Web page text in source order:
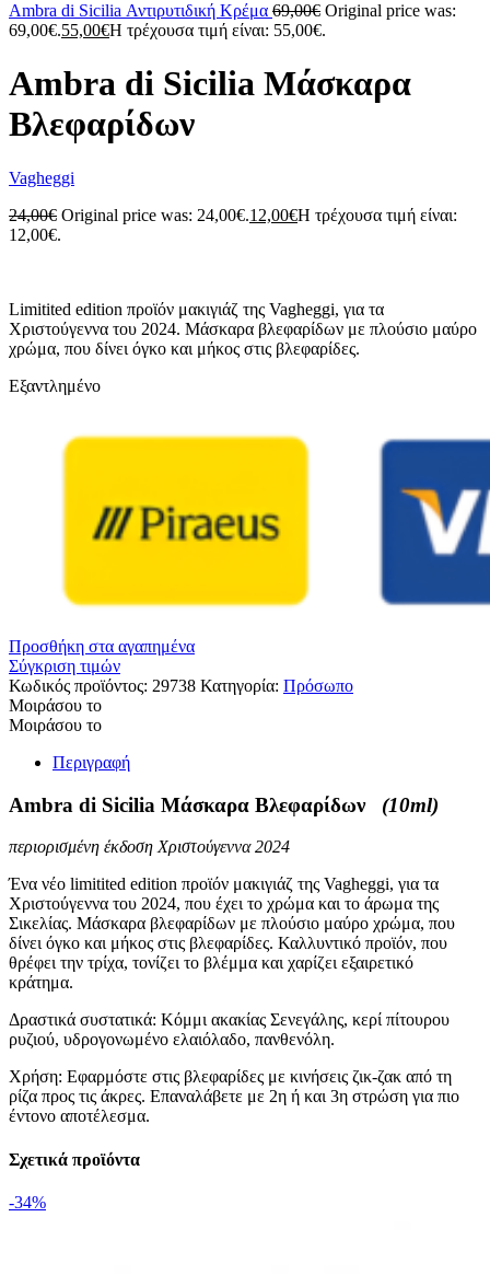
Ambra di Sicilia Αντιρυτιδική Κρέμα 69,00€ Original price was:
69,00€.55,00€Η τρέχουσα τιμή είναι: 55,00€.
Ambra di Sicilia Mάσκαρα
Βλεφαρίδων
Vagheggi
24,00€ Original price was: 24,00€.12,00€Η τρέχουσα τιμή είναι:
12,00€.
Limitited edition προϊόν μακιγιάζ της Vagheggi, για τα
Χριστούγεννα του 2024. Μάσκαρα βλεφαρίδων με πλούσιο μαύρο
χρώμα, που δίνει όγκο και μήκος στις βλεφαρίδες.
Εξαντλημένο
Προσθήκη στα αγαπημένα
Σύγκριση τιμών
Κωδικός προϊόντος: 29738 Κατηγορία: Πρόσωπο
Μοιράσου το
Μοιράσου το
Περιγραφή
Ambra di Sicilia Mάσκαρα Βλεφαρίδων (10ml)
περιορισμένη έκδοση Χριστούγεννα 2024
Ένα νέο limitited edition προϊόν μακιγιάζ της Vagheggi, για τα
Χριστούγεννα του 2024, που έχει το χρώμα και το άρωμα της
Σικελίας. Μάσκαρα βλεφαρίδων με πλούσιο μαύρο χρώμα, που
δίνει όγκο και μήκος στις βλεφαρίδες. Καλλυντικό προϊόν, που
θρέφει την τρίχα, τονίζει το βλέμμα και χαρίζει εξαιρετικό
κράτημα.
Δραστικά συστατικά: Κόμμι ακακίας Σενεγάλης, κερί πίτουρου
ρυζιού, υδρογονωμένο ελαιόλαδο, πανθενόλη.
Χρήση: Εφαρμόστε στις βλεφαρίδες με κινήσεις ζικ-ζακ από τη
ρίζα προς τις άκρες. Επαναλάβετε με 2η ή και 3η στρώση για πιο
έντονο αποτέλεσμα.
Σχετικά προϊόντα
-34%